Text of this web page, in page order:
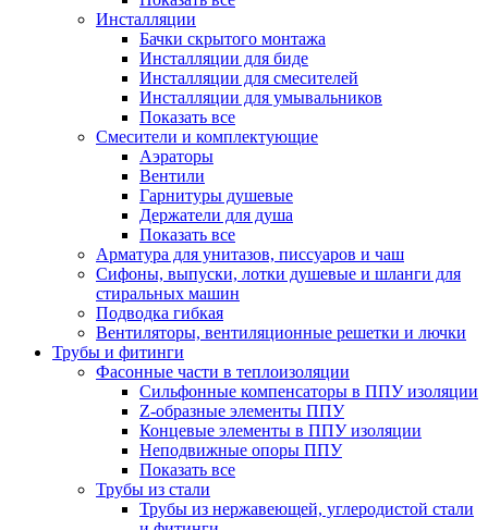
Инсталляции
Бачки скрытого монтажа
Инсталляции для биде
Инсталляции для смесителей
Инсталляции для умывальников
Показать все
Смесители и комплектующие
Аэраторы
Вентили
Гарнитуры душевые
Держатели для душа
Показать все
Арматура для унитазов, писсуаров и чаш
Сифоны, выпуски, лотки душевые и шланги для
стиральных машин
Подводка гибкая
Вентиляторы, вентиляционные решетки и лючки
Трубы и фитинги
Фасонные части в теплоизоляции
Cильфонные компенсаторы в ППУ изоляции
Z-образные элементы ППУ
Концевые элементы в ППУ изоляции
Неподвижные опоры ППУ
Показать все
Трубы из стали
Трубы из нержавеющей, углеродистой стали